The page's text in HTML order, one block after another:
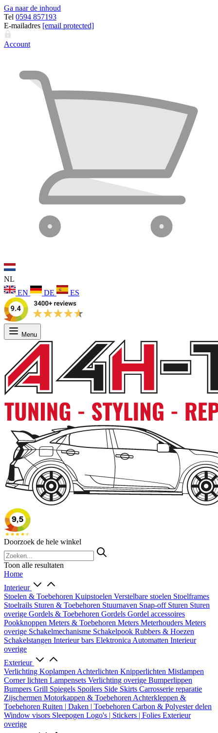
Ga naar de inhoud
Tel 0594 857193
E-mailadres [email protected]
Account
NL
EN
DE ES
Menu
Doorzoek de hele winkel
Toon alle resultaten
Home
Interieur
Stoelen & Toebehoren Kuipstoelen Verstelbare stoelen Stoelframes
Stoelrails Sturen & Toebehoren Stuurnaven Snap-off Sturen Sturen
overige Gordels & Toebehoren Gordels Gordel accessoires
Pookknoppen Meters & Toebehoren Meters Meterhouders Meters
overige Schakelmechanisme Schakelpook Rubbers & Hoezen
Schakelstangen Interieur bars Elektronica Automatten Interieur
overige
Exterieur
Verlichting Koplampen Achterlichten Knipperlichten Mistlampen
Corner lichten Lampensets Verlichting overige Bumperlippen
Bumpers Grill Spiegels Spoilers Side Skirts Carrosserie reparatie
Zijschermen Motorkappen & Toebehoren Achterkleppen &
Toebehoren Ruiten | Daken | Toebehoren Carbon & Polyester delen
Window visors Sleepogen Logo's | Stickers | Folies Exterieur
overige